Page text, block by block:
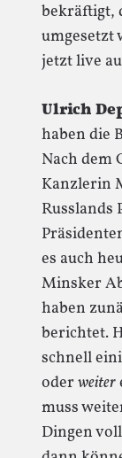
bekräftigt,
umgesetzt
jetzt live
Ulrich
haben die
Nach dem
Kanzlerin
Russlands
es auch
Minsker
haben
berichtet.
schnell
oder weiter
muss
Dingen